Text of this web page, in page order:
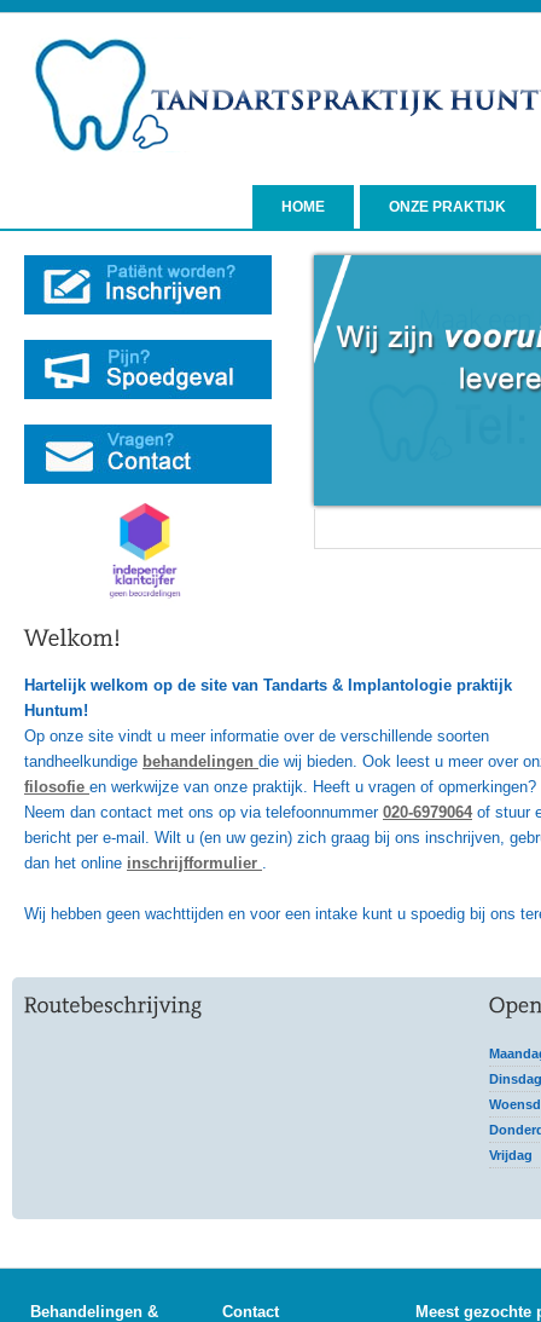
HOME ONZE PRAKTIJK
Hartelijk welkom op de site van Tandarts & Implantologie praktijk
Huntum!
Op onze site vindt u meer informatie over de verschillende soorten
tandheelkundige behandelingen die wij bieden. Ook leest u meer over
filosofie en werkwijze van onze praktijk. Heeft u vragen of opmerkingen?
Neem dan contact met ons op via telefoonnummer 020-6979064of stuur
bericht per e-mail. Wilt u (en uw gezin) zich graag bij ons inschrijven,
dan het online inschrijfformulier .
Wij hebben geen wachttijden en voor een intake kunt u spoedig bij ons
Dinsdag
Vrijdag
Behandelingen &
Contact
Meest gezochte